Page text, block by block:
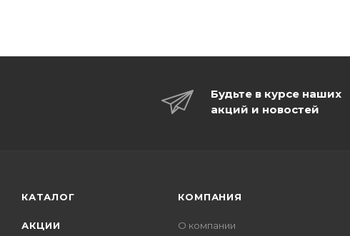
Будьте в курсе наших
акций и новостей
КАТАЛОГ
АКЦИИ
КОМПАНИЯ
О компании